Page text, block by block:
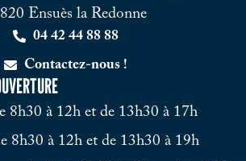
Ensuès la Redonne
04 42 44 88 88
Contactez-nous !
8h30 à 12h et de 13h30 à 17h
8h30 à 12h et de 13h30 à 19h